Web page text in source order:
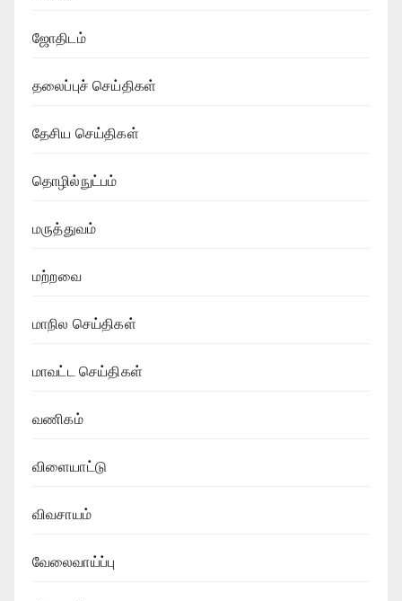
ஜோதிடம்
தலைப்புச் செய்திகள்
தேசிய செய்திகள்
தொழில்நுட்பம்
மருத்துவம்
மற்றவை
மாநில செய்திகள்
மாவட்ட செய்திகள்
வணிகம்
விளையாட்டு
விவசாயம்
வேலைவாய்ப்பு